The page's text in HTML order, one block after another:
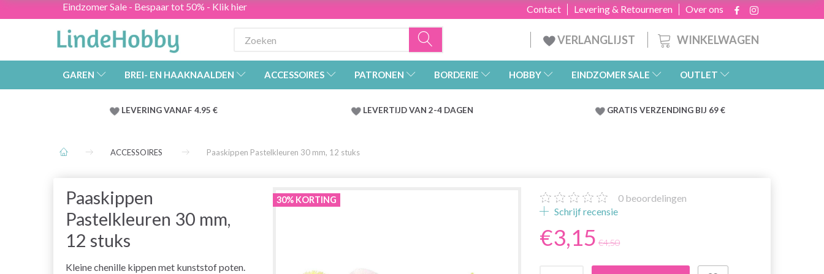
Eindzomer Sale - Bespaar tot 50% - Klik hier Over ons
Levering & Retourneren
Contact
WINKELWAGEN
VERLANGLIJST
GAREN BREI- EN HAAKNAALDEN ACCESSOIRES PATRONEN BORDERIE HOBBY EINDZOMER SALE OUTLET
LEVERING VANAF 4.95 € LEVERTIJD VAN 2-4 DAGEN GRATIS VERZENDING BIJ 69 €
ACCESSOIRES Paaskippen Pastelkleuren 30 mm, 12 stuks
Paaskippen
Pastelkleuren 30 mm,
12 stuks
Kleine chenille kippen met kunststof poten.
30% KORTING 0 beoordelingen
Schrijf recensie
€3,15 €4,50